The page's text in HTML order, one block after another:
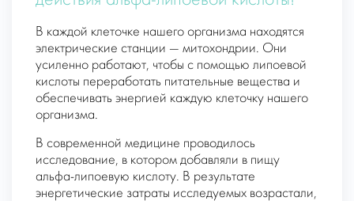
В каждой клеточке нашего организма находятся
электрические станции — митохондрии. Они
усиленно работают, чтобы с помощью липоевой
кислоты переработать питательные вещества и
обеспечивать энергией каждую клеточку нашего
организма.
В современной медицине проводилось
исследование, в котором добавляли в пищу
альфа-липоевую кислоту. В результате
энергетические затраты исследуемых возрастали,